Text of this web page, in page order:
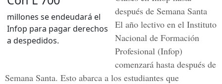
millones se endeudará el
Infop para pagar derechos
a despedidos.
después de Semana Santa
El año lectivo en el Instituto
Nacional de Formación
Profesional (Infop)
comenzará hasta después de
Semana Santa. Esto abarca a los estudiantes que